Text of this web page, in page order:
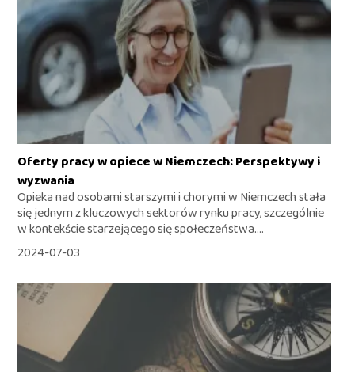
Oferty pracy w opiece w Niemczech: Perspektywy i
wyzwania
Opieka nad osobami starszymi i chorymi w Niemczech stała
się jednym z kluczowych sektorów rynku pracy, szczególnie
w kontekście starzejącego się społeczeństwa....
2024-07-03